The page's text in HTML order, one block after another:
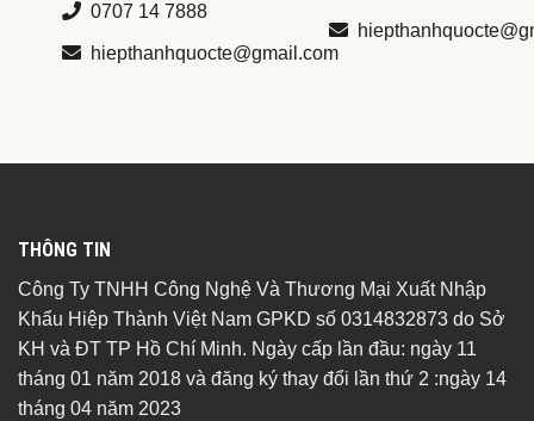
0707 14 7888
hiepthanhquocte@gmail.com
THÔNG TIN
Công Ty TNHH Công Nghệ Và Thương Mại Xuất Nhập
Khẩu Hiệp Thành Việt Nam GPKD số 0314832873 do Sở
KH và ĐT TP Hồ Chí Minh. Ngày cấp lần đầu: ngày 11
tháng 01 năm 2018 và đăng ký thay đổi lần thứ 2 :ngày 14
tháng 04 năm 2023